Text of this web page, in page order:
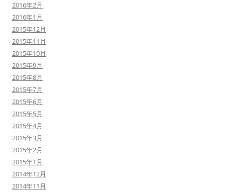
2016年2月
2016年1月
2015年12月
2015年11月
2015年10月
2015年9月
2015年8月
2015年7月
2015年6月
2015年5月
2015年4月
2015年3月
2015年2月
2015年1月
2014年12月
2014年11月